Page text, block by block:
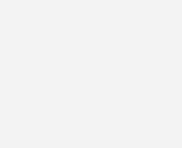
unterboten, selbst von den
Fahrzeuge unterschreiten das Ziel von
beziehungsweise
auf den Kraftstoffverbrauch
ermittelt werden, deren
die also ohne Energiebedarf für
Hier variiert der Kraftstoffverbrauch